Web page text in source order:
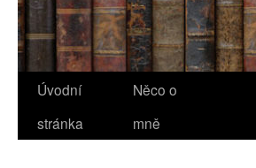
Úvodní
stránka
Něco o
mně